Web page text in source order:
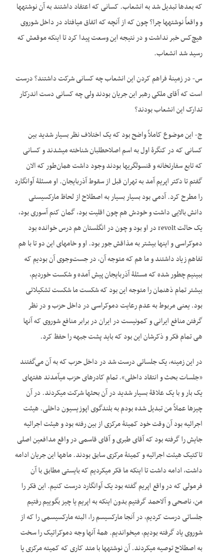
که بعدها تبدیل شد به انشعاب. کسانی که اعتقاد داشتند به آن نوشته­ها
و واقعاً نوشته­ها چرا؟ چون که از آن­چه که اتفاق می­افتاد در داخل شوروی
هیچ‌کس خبر نداشت و در نتیجه این وسعت پیدا کرد تا این­که موقعش که
رسید شد انشعاب.
س- در زمینۀ فراهم کردن این انشعاب چه کسانی شرکت داشتند؟ درست
است که آقای ملکی رهبر این جریان بودند ولی چه کسانی دست اندرکار
تدارک این انشعاب بودند؟
ج- این موضوع کاملاً واضح بود که یک اختلاف نظر بسیار شدید بین
کسانی که در کنگرۀ اول به اسم اصلاح­طلبان شناخته می­شدند و کسانی
که تابع سفارتخانه و قنسولگری­ها بودند وجود داشت همان‌طور که الان
گفتم تا دکتر اپریم آمد به تهران قبل از سقوط آذربایجان. او مسئلۀ آوانگارد
را مطرح کرد. آدمی بود بسیار بسیار به اصطلاح از لحاظ مارکسیستی
دانش بالایی داشت و خودش هم چون اقلیت بود، گمان کنم آسوری بود،
یک حالت revolt در او بود و چون در انگلستان هم درس خوانده بود
دموکراسی و اینها بیشتر به مذاقش جور بود. او و خامه­ای این دو تا با هم
تفاهم زیاد داشتند و ما هم که متوجه آن، در جست‌وجوی آن بودیم که
ببینیم چطور شده که مسئلۀ آذربایجان پیش آمده و شکست خوردیم،
بیشتر تمام ذهنمان را متوجه این بود که شکست ما شکست تشکیلاتی
بود. یعنی مربوط به عدم رعایت دموکراسی در داخل حزب و در نظر
گرفتن منافع ایرانی و کمونیست در ایران در برابر منافع شوروی که آنها
هی تمام فکر و ذکرشان این بود که باید پشت جبهه را حفظ کرد.
در این زمینه، یک جلساتی درست شد در داخل حزب که به آن می‌گفتند
«جلسات بحث و انتقاد داخلی». تمام کادرهای حزب می­آمدند هفته­ای
یک بار و با یک علاقۀ بسیار شدید در آن بحث­ها شرکت می­کردند. در آن
چیزها عملاً من تبدیل شده بودم به بلندگوی اپوزیسیون داخلی. هیئت
اجرائیه بود آن وقت خود کمیتۀ مرکزی از بین رفته بود و هیئت اجرائیه
جایش را گرفته بود که آقای طبری و آقای قاسمی در واقع مدافعین اصلی
تاکتیک هیئت اجرائیه و کمیتۀ مرکزی سابق بودند. ماه­ها این جریان ادامه
داشت، ادامه داشت تا اینکه ما فکر می­کردیم که بایستی مطابق با آن
فرمولی که در واقع اپریم گفته بود یک آوانگارد درست کنیم. این فکر را
من، ناصحی و آل­احمد گرفتیم بدون اینکه به اپریم یا چیز بگوییم رفتیم
جلساتی درست کردیم، در آنجا مارکسیسم را، البته مارکسیسمی را که از
شوروی یاد گرفته بودیم، می­خواندیم. همۀ آنها وجه دموکراتیک را سخت
به اصطلاح توصیه می­کردند. آن نوشته­ها با متد کاری که کمیته مرکزی یا